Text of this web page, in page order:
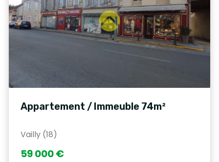
Appartement / Immeuble 74m²
Vailly (18)
59 000 €